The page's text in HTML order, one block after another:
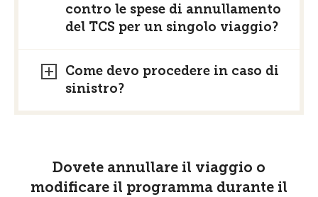
contro le spese di annullamento
del TCS per un singolo viaggio?
Come devo procedere in caso di
sinistro?
Dovete annullare il viaggio o
modificare il programma durante il